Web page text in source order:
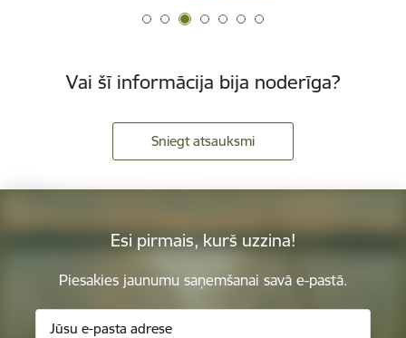
Vai šī informācija bija noderīga?
Sniegt atsauksmi
Esi pirmais, kurš uzzina!
Piesakies jaunumu saņemšanai savā e-pastā.